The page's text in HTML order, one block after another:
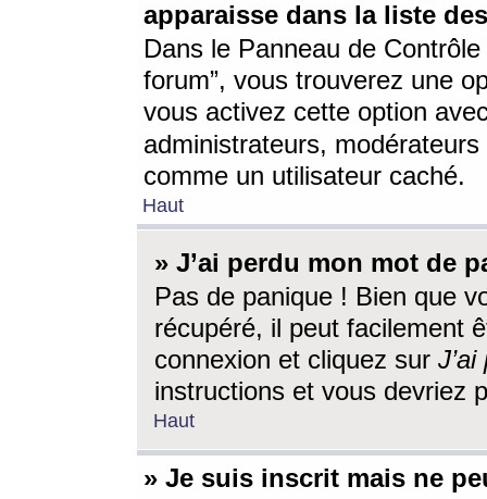
apparaisse dans la liste
Dans le Panneau de
forum”, vous trouverez une
vous activez cette option
administrateurs,
comme un utilisateur caché.
Haut
» J’ai perdu mon mot de
Pas de panique ! Bien que
récupéré, il peut facilement
connexion et cliquez sur
instructions et vous devriez
Haut
» Je suis inscrit mais ne